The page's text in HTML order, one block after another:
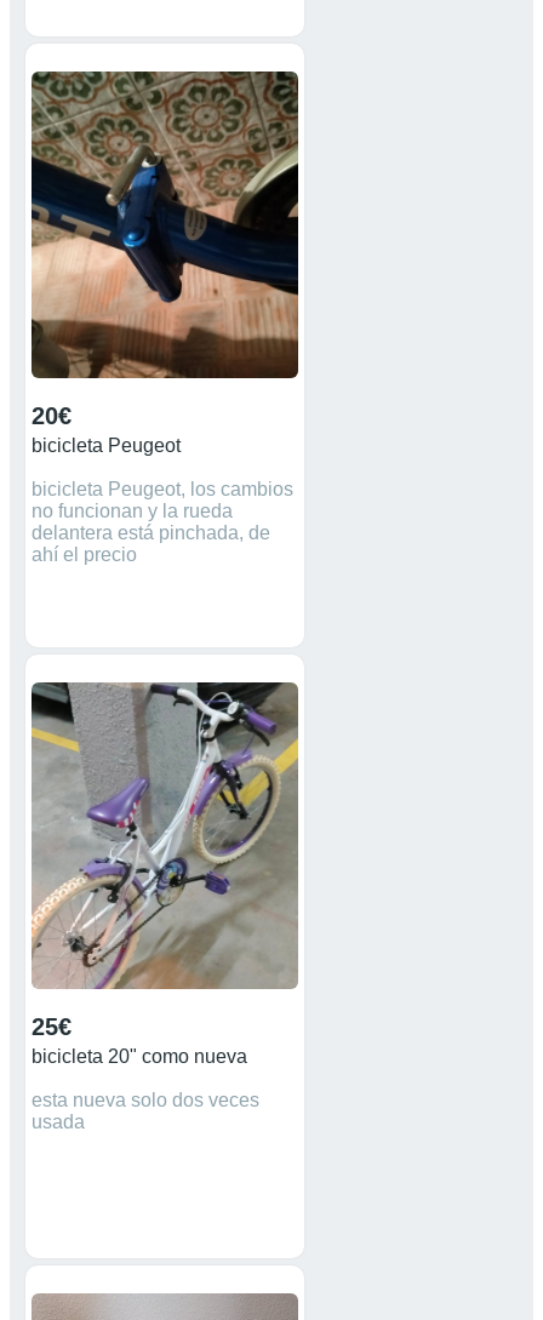
20€
bicicleta Peugeot
bicicleta Peugeot, los cambios
no funcionan y la rueda
delantera está pinchada, de
ahí el precio
25€
bicicleta 20" como nueva
esta nueva solo dos veces
usada